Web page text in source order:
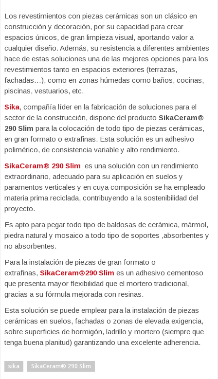
Los revestimientos con piezas cerámicas son un clásico en
construcción y decoración, por su capacidad para crear
espacios únicos, de gran limpieza visual, aportando valor a
cualquier diseño. Además, su resistencia a diferentes ambientes
hace de estas soluciones una de las mejores opciones para los
revestimientos tanto en espacios exteriores (terrazas,
fachadas…), como en zonas húmedas como baños, cocinas,
piscinas, vestuarios, etc.
Sika, compañía líder en la fabricación de soluciones para el
sector de la construcción, dispone del producto SikaCeram®
290 Slim para la colocación de todo tipo de piezas cerámicas,
en gran formato o extrafinas. Esta solución es un adhesivo
polimérico, de consistencia variable y alto rendimiento.
SikaCeram® 290 Slim es una solución con un rendimiento
extraordinario, adecuado para su aplicación en suelos y
paramentos verticales y en cuya composición se ha empleado
materia prima reciclada, contribuyendo a la sostenibilidad del
proyecto.
Es apto para pegar todo tipo de baldosas de cerámica, mármol,
piedra natural y mosaico a todo tipo de soportes ,absorbentes y
no absorbentes.
Para la instalación de piezas de gran formato o
extrafinas, SikaCeram®290 Slim es un adhesivo cementoso
que presenta mayor flexibilidad que el mortero tradicional,
gracias a su fórmula mejorada con resinas.
Esta solución se puede emplear para la instalación de piezas
cerámicas en suelos, fachadas o zonas de elevada exigencia,
sobre superficies de hormigón, ladrillo y mortero (siempre que
tenga buena planitud) garantizando una excelente adherencia.
sika SikaCeram® 290 Slim